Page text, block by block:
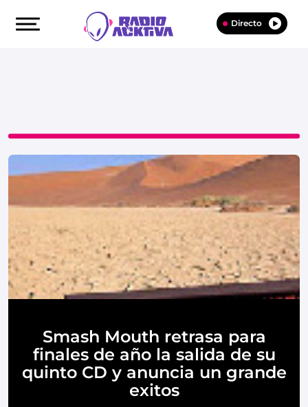
Directo
Smash Mouth retrasa para
finales de año la salida de su
quinto CD y anuncia un grande
exitos